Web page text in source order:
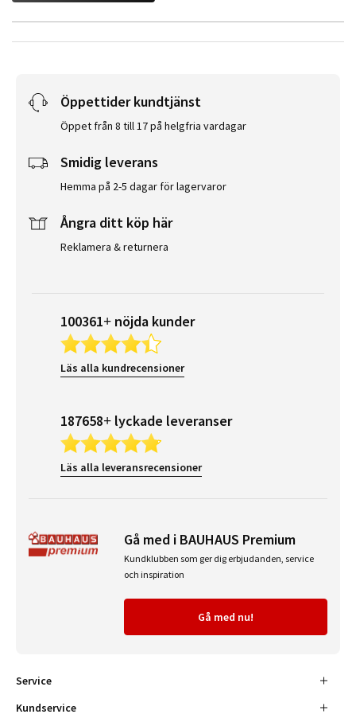
Öppettider kundtjänst
Öppet från 8 till 17 på helgfria vardagar
Smidig leverans
Hemma på 2-5 dagar för lagervaror
Ångra ditt köp här
Reklamera & returnera
100361+ nöjda kunder
Läs alla kundrecensioner
187658+ lyckade leveranser
Läs alla leveransrecensioner
Gå med i BAUHAUS Premium
Kundklubben som ger dig erbjudanden, service
och inspiration
Gå med nu!
Service
Kundservice